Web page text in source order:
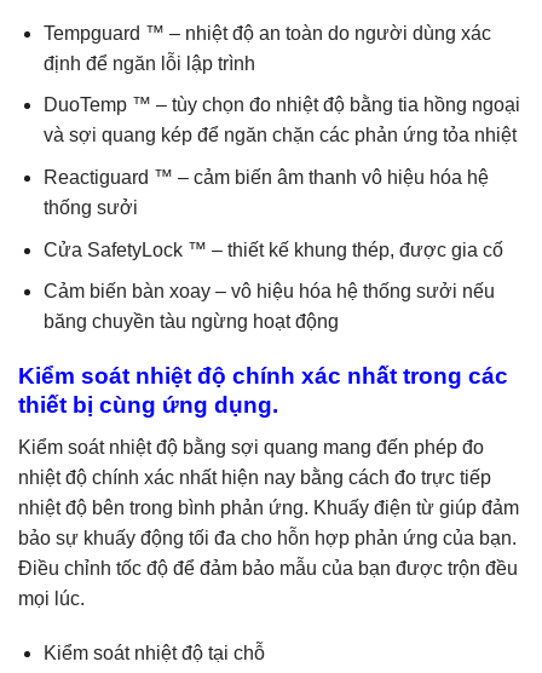
Tempguard ™ – nhiệt độ an toàn do người dùng xác
định để ngăn lỗi lập trình
DuoTemp ™ – tùy chọn đo nhiệt độ bằng tia hồng ngoại
và sợi quang kép để ngăn chặn các phản ứng tỏa nhiệt
Reactiguard ™ – cảm biến âm thanh vô hiệu hóa hệ
thống sưởi
Cửa SafetyLock ™ – thiết kế khung thép, được gia cố
Cảm biến bàn xoay – vô hiệu hóa hệ thống sưởi nếu
băng chuyền tàu ngừng hoạt động
Kiểm soát nhiệt độ chính xác nhất trong các
thiết bị cùng ứng dụng.
Kiểm soát nhiệt độ bằng sợi quang mang đến phép đo
nhiệt độ chính xác nhất hiện nay bằng cách đo trực tiếp
nhiệt độ bên trong bình phản ứng. Khuấy điện từ giúp đảm
bảo sự khuấy động tối đa cho hỗn hợp phản ứng của bạn.
Điều chỉnh tốc độ để đảm bảo mẫu của bạn được trộn đều
mọi lúc.
Kiểm soát nhiệt độ tại chỗ